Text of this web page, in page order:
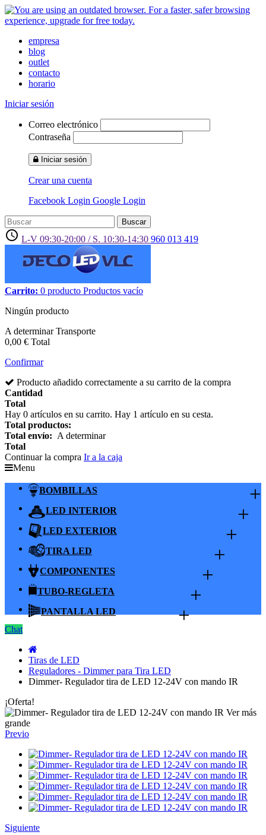
empresa
blog
outlet
contacto
horario
Iniciar sesión
Correo electrónico
Contraseña
Iniciar sesión
Crear una cuenta
Facebook Login Google Login
Buscar
access_time L-V 09:30-20:00 / S. 10:30-14:30 960 013 419
Carrito: 0 producto Productos vacío
Ningún producto
A determinarTransporte
0,00 € Total
Confirmar
Producto añadido correctamente a su carrito de la compra
Cantidad
Total
Hay 0 artículos en su carrito. Hay 1 artículo en su cesta.
Total productos:
Total envío: A determinar
Total
Continuar la compra Ir a la caja
Menu
BOMBILLAS +
LED INTERIOR +
LED EXTERIOR +
TIRA LED +
COMPONENTES +
TUBO-REGLETA +
PANTALLA LED +
Chat
Tiras de LED
Reguladores - Dimmer para Tira LED
Dimmer- Regulador tira de LED 12-24V con mando IR
¡Oferta!
Ver más
grande
Previo
Siguiente